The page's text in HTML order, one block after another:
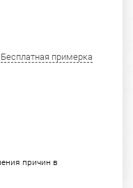
Бесплатная примерка
причин в